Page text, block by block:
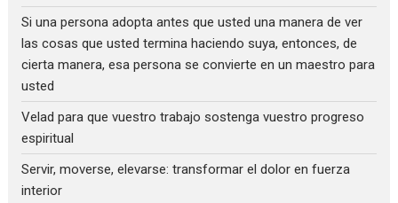
Si una persona adopta antes que usted una manera de ver
las cosas que usted termina haciendo suya, entonces, de
cierta manera, esa persona se convierte en un maestro para
usted
Velad para que vuestro trabajo sostenga vuestro progreso
espiritual
Servir, moverse, elevarse: transformar el dolor en fuerza
interior